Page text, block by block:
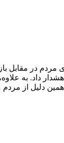
سعدآباد با سخنانی
به علاوه،
دلیل از مردم